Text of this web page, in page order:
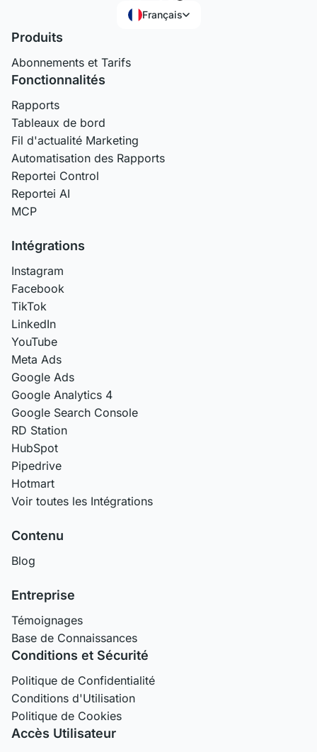
Français
Produits
Abonnements et Tarifs
Fonctionnalités
Rapports
Tableaux de bord
Fil d'actualité Marketing
Automatisation des Rapports
Reportei Control
Reportei AI
MCP
Intégrations
Instagram
Facebook
TikTok
LinkedIn
YouTube
Meta Ads
Google Ads
Google Analytics 4
Google Search Console
RD Station
HubSpot
Pipedrive
Hotmart
Voir toutes les Intégrations
Contenu
Blog
Entreprise
Témoignages
Base de Connaissances
Conditions et Sécurité
Politique de Confidentialité
Conditions d'Utilisation
Politique de Cookies
Accès Utilisateur